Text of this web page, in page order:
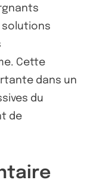
solutions
Cette
dans un
du
de